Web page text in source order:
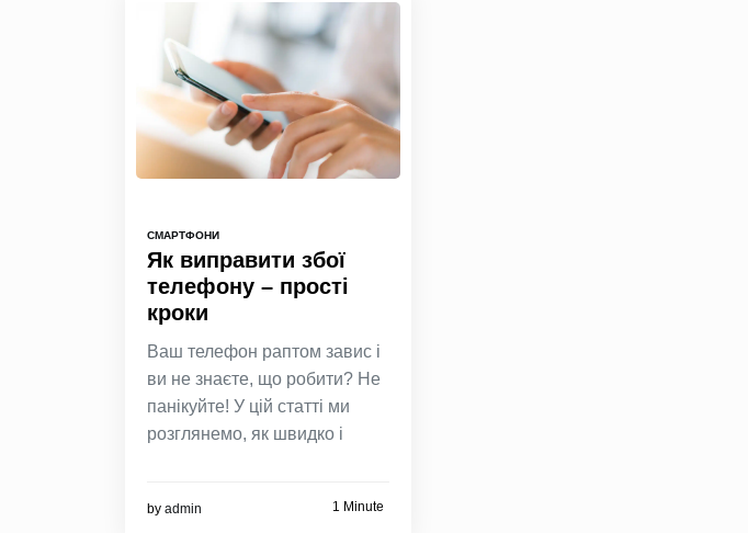
СМАРТФОНИ
Як виправити збої
телефону – прості
кроки
Ваш телефон раптом завис і
ви не знаєте, що робити? Не
панікуйте! У цій статті ми
розглянемо, як швидко і
by admin 1 Minute